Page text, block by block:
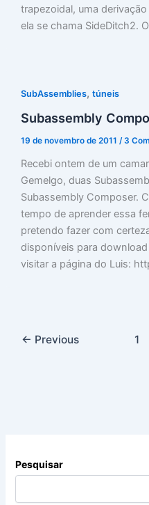
trapezoidal, uma
ela se chama SideDitch2.
SubAssemblies, túneis
Subassembly
19 de novembro de 2011 / 3
Recebi ontem de um
Gemelgo, duas
Subassembly Composer.
tempo de aprender essa
pretendo fazer com
disponíveis para
visitar a página do Luis:
← Previous 1
Pesquisar